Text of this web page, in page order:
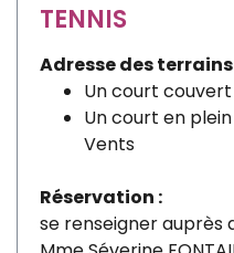
TENNIS
Adresse des terrains
Un court couvert
Un court en
Vents
Réservation :
se renseigner auprès